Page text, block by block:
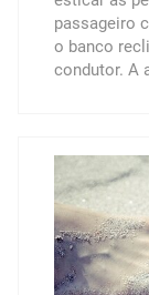
passageiro
o banco
condutor. A